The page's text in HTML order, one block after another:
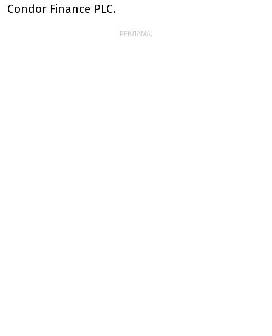
Condor Finance PLC.
РЕКЛАМА: